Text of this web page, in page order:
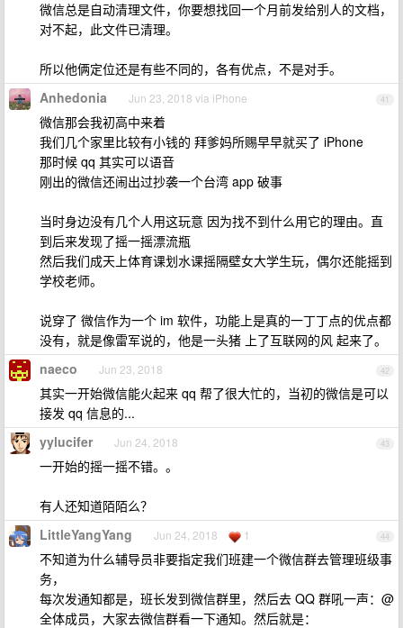
微信总是自动清理文件，你要想找回一个月前发给别人的文档，
对不起，此文件已清理。
所以他俩定位还是有些不同的，各有优点，不是对手。
41
Anhedonia Jun 23, 2018 via iPhone
微信那会我初高中来着
我们几个家里比较有小钱的 拜爹妈所赐早早就买了 iPhone
那时候 qq 其实可以语音
刚出的微信还闹出过抄袭一个台湾 app 破事
当时身边没有几个人用这玩意 因为找不到什么用它的理由。直
到后来发现了摇一摇漂流瓶
然后我们成天上体育课划水课摇隔壁女大学生玩，偶尔还能摇到
学校老师。
说穿了 微信作为一个 im 软件，功能上是真的一丁丁点的优点都
没有，就是像雷军说的，他是一头猪 上了互联网的风 起来了。
42
naeco Jun 23, 2018
其实一开始微信能火起来 qq 帮了很大忙的，当初的微信是可以
接发 qq 信息的...
43
yylucifer Jun 24, 2018
一开始的摇一摇不错。。
有人还知道陌陌么？
44
LittleYangYang Jun 24, 2018 1
不知道为什么辅导员非要指定我们班建一个微信群去管理班级事
务，
每次发通知都是，班长发到微信群里，然后去 QQ 群吼一声：@
全体成员，大家去微信群看一下通知。然后就是：